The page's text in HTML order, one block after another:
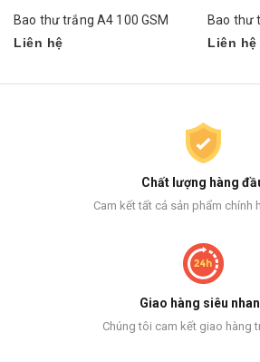
Bao thư trắng A4 100 GSM
Liên hệ
Bao thư
Liên hệ
Chất lượng hàng
Cam kết tất cả sản phẩm chính
Giao hàng siêu
Chúng tôi cam kết giao hàng